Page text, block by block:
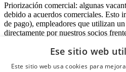
Priorización comercial: algunas
debido a acuerdos comerciales. Esto
de pago), empleadores que utilizan
directamente por nuestros socios
Ese sitio web
Este sitio web usa cookies para